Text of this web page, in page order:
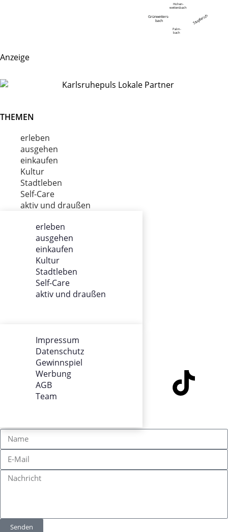
Hohen-
wettersbach
Grünwetters-
bach Stupferich
Palm-
bach
Anzeige
THEMEN
erleben
ausgehen
einkaufen
Kultur
Stadtleben
Self-Care
aktiv und draußen
erleben
ausgehen
einkaufen
Kultur
Stadtleben
Self-Care
aktiv und draußen
ÜBER UNS
Impressum
Datenschutz
Gewinnspiel
Werbung
Impressum
Datenschutz
Gewinnspiel
Werbung
AGB
Team
Senden